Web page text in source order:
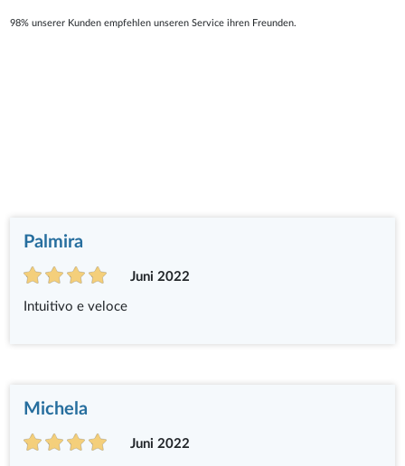
98% unserer Kunden empfehlen unseren Service ihren Freunden.
Palmira
Juni 2022
Intuitivo e veloce
Michela
Juni 2022